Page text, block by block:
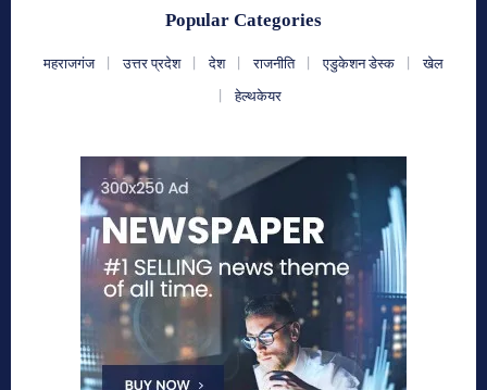
Popular Categories
महराजगंज उत्तर प्रदेश देश राजनीति एडुकेशन डेस्क
खेल
हेल्थकेयर